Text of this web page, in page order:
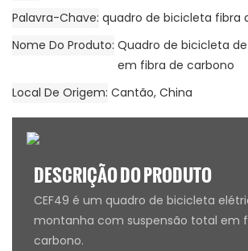
Palavra-Chave quadro de bicicleta fibra
Nome Do Produto Quadro de bicicleta
em fibra de carbono
Local De Origem Cantão, China
DESCRIÇÃO DO PRODUTO
CEF49 é um quadro de bicicleta
montanha com suspensão total em
carbono.